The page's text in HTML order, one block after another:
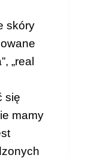
skóry
„real
się
mamy